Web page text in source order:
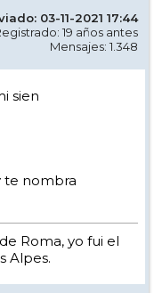
03-11-2021 17:44
19 años antes
Mensajes: 1.348
sien
te nombra
Roma, yo fui el
Alpes.